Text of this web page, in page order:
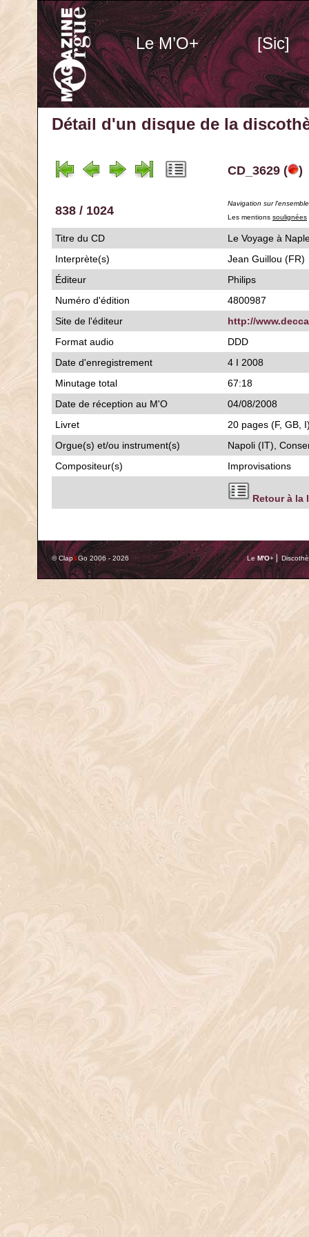
Le M’O+ [Sic]
Détail d'un disque de la
CD_3629 ( )
838 / 1024
Navigation sur
Les mentions soulignées
Titre du CD
Le
Interprète(s)
Jean Guillou (FR)
Éditeur
Philips
Numéro d'édition
4800987
Site de l'éditeur
http://
Format audio
DDD
Date d'enregistrement
4 I 2008
Minutage total
67:18
Date de réception au M'O
04/08/2008
Livret
20 pages (F, GB,
Orgue(s) et/ou instrument(s)
Napoli (IT),
Compositeur(s)
Improvisations
Retour à la
© Clap&Go 2006 - 2026 Le M'O+ ⎢